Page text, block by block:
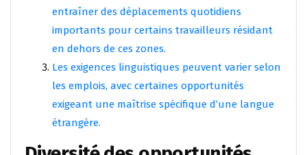
entraîner des déplacements quotidiens
importants pour certains travailleurs résidant
en dehors de ces zones.
Les exigences linguistiques peuvent varier selon
les emplois, avec certaines opportunités
exigeant une maîtrise spécifique d’une langue
étrangère.